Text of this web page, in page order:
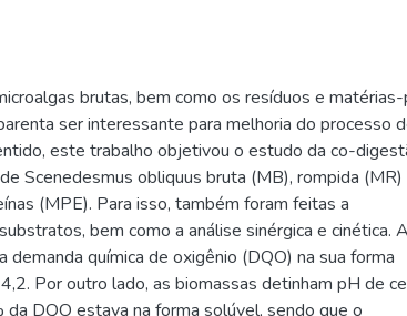
brutas, bem como os resíduos e matérias-
ser interessante para melhoria do processo
este trabalho objetivou o estudo da co-
Scenedesmus obliquus bruta (MB), rompida
(MPE). Para isso, também foram feitas a
bem como a análise sinérgica e cinética.
química de oxigênio (DQO) na sua forma
Por outro lado, as biomassas detinham pH de
DQO estava na forma solúvel, sendo que o